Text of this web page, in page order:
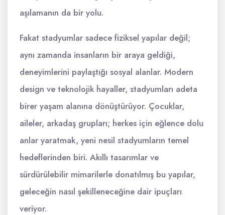
aşılamanın da bir yolu.
Fakat stadyumlar sadece fiziksel yapılar değil;
aynı zamanda insanların bir araya geldiği,
deneyimlerini paylaştığı sosyal alanlar. Modern
design ve teknolojik hayaller, stadyumları adeta
birer yaşam alanına dönüştürüyor. Çocuklar,
aileler, arkadaş grupları; herkes için eğlence dolu
anlar yaratmak, yeni nesil stadyumların temel
hedeflerinden biri. Akıllı tasarımlar ve
sürdürülebilir mimarilerle donatılmış bu yapılar,
geleceğin nasıl şekilleneceğine dair ipuçları
veriyor.